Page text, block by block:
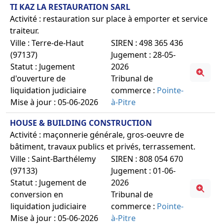
TI KAZ LA RESTAURATION SARL
Activité : restauration sur place à emporter et service
traiteur.
Ville : Terre-de-Haut
(97137)
Statut : Jugement
d'ouverture de
liquidation judiciaire
Mise à jour : 05-06-2026
SIREN : 498 365 436
Jugement : 28-05-
2026
Tribunal de
commerce : Pointe-
à-Pitre
HOUSE & BUILDING CONSTRUCTION
Activité : maçonnerie générale, gros-oeuvre de
bâtiment, travaux publics et privés, terrassement.
Ville : Saint-Barthélemy
(97133)
Statut : Jugement de
conversion en
liquidation judiciaire
Mise à jour : 05-06-2026
SIREN : 808 054 670
Jugement : 01-06-
2026
Tribunal de
commerce : Pointe-
à-Pitre